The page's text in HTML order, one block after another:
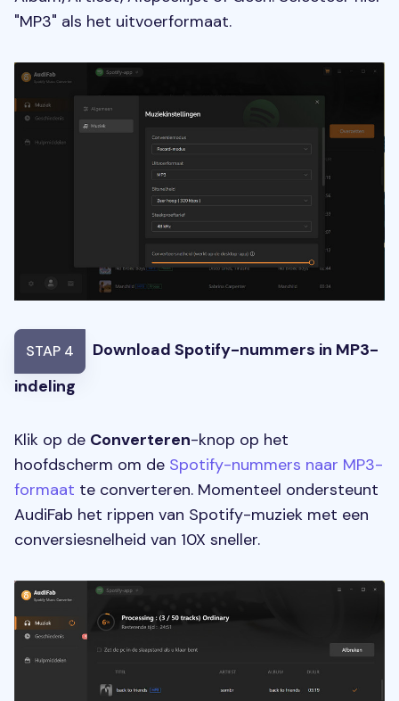
"MP3" als het uitvoerformaat.
STAP 4
Download Spotify-nummers in MP3-
indeling
Klik op de Converteren-knop op het
hoofdscherm om de Spotify-nummers naar MP3-
formaat te converteren. Momenteel ondersteunt
AudiFab het rippen van Spotify-muziek met een
conversiesnelheid van 10X sneller.